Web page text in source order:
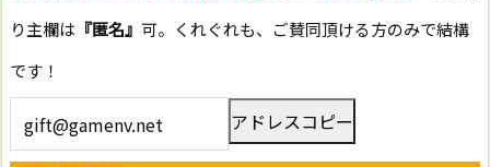
り主欄は 『匿名』 可。くれぐれも、ご賛同頂ける方のみで結構
です！
アドレスコピー